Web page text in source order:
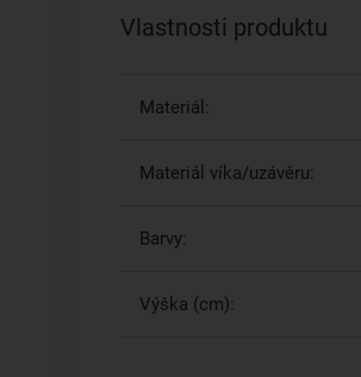
Vlastnosti produktu
Materiál:
Materiál víka/uzávěru:
Barvy:
Výška (cm):